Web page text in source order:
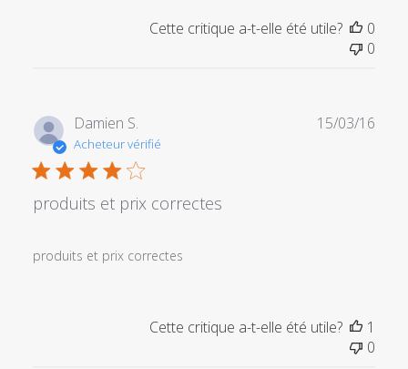
Cette critique a-t-elle été utile?
0
0
Damien S.
Acheteur vérifié
produits et prix correctes
produits et prix correctes
15/03/16
Cette critique a-t-elle été utile?
1
0